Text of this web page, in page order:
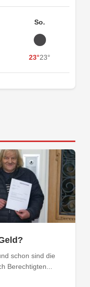
So.
23°23°
schon sind die
Berechtigten...